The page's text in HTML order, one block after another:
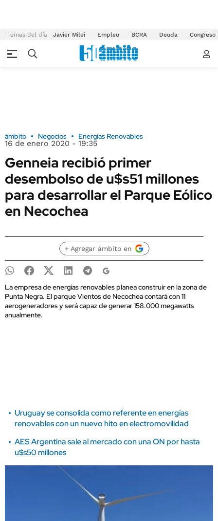
Temas del día Javier Milei Empleo BCRA Deuda Congreso
ámbito Negocios Energías Renovables
16 de enero 2020 - 19:35
Genneia recibió primer
desembolso de u$s51 millones
para desarrollar el Parque Eólico
en Necochea
+ Agregar ámbito en
La empresa de energías renovables planea construir en la zona de
Punta Negra. El parque Vientos de Necochea contará con 11
aerogeneradores y será capaz de generar 158.000 megawatts
anualmente.
Uruguay se consolida como referente en energías
renovables con un nuevo hito en electromovilidad
AES Argentina sale al mercado con una ON por hasta
u$s50 millones